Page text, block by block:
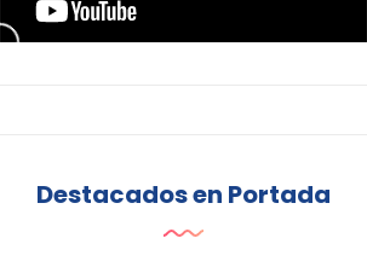
Destacados en Portada